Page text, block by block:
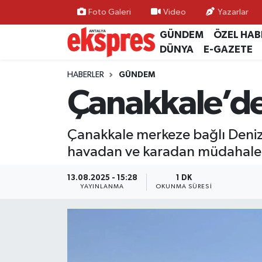
Foto Galeri Video Yazarlar
GÜNDEM ÖZEL
DÜNYA
E-GAZETE
HABERLER GÜNDEM
Çanakkale merkeze bağlı
havadan ve karadan
13.08.2025 - 15:28
YAYINLANMA
1 DK
OKUNMA SÜRESI
ÖZEL HABER
GÜNDEM
YEREL GÜNDEM
EKONOMİ
Nöbetçi Eczaneler
Hava Durumu
Trafik Durumu
Süper Lig Puan Durumu ve Fikstür